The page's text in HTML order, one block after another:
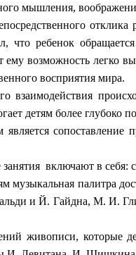
мышления,
отклика
что ребенок
ему возможность легко
восприятия мира.
взаимодействия
детям более глубоко
сопоставление
включают в себя:
музыкальная палитра
и Й. Гайдна, М. И.
живописи, которые